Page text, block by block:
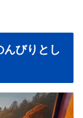
んびりとし